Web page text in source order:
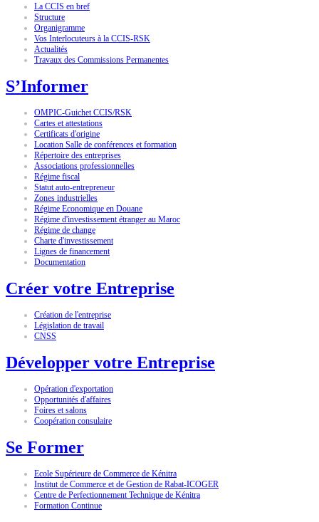
La CCIS en bref
Structure
Organigramme
Vos Interlocuteurs à la CCIS-RSK
Actualités
Travaux des Commissions Permanentes
S’Informer
OMPIC-Guichet CCIS/RSK
Cartes et attestations
Certificats d'origine
Location Salle de conférences et formation
Répertoire des entreprises
Associations professionnelles
Régime fiscal
Statut auto-entrepreneur
Zones industrielles
Régime Economique en Douane
Régime d'investissement étranger au Maroc
Régime de change
Charte d'investissement
Lignes de financement
Documentation
Créer votre Entreprise
Création de l'entreprise
Législation de travail
CNSS
Développer votre Entreprise
Opération d'exportation
Opportunités d'affaires
Foires et salons
Coopération consulaire
Se Former
Ecole Supérieure de Commerce de Kénitra
Institut de Commerce et de Gestion de Rabat-ICOGER
Centre de Perfectionnement Technique de Kénitra
Formation Continue